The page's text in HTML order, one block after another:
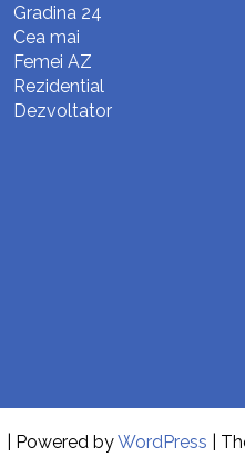
Gradina 24
Cea mai
Femei AZ
Rezidential
Dezvoltator
| Powered byWordPress |